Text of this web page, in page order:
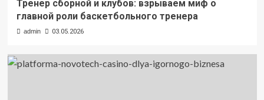
Тренер сборной и клубов: взрываем миф о
главной роли баскетбольного тренера
admin 03.05.2026